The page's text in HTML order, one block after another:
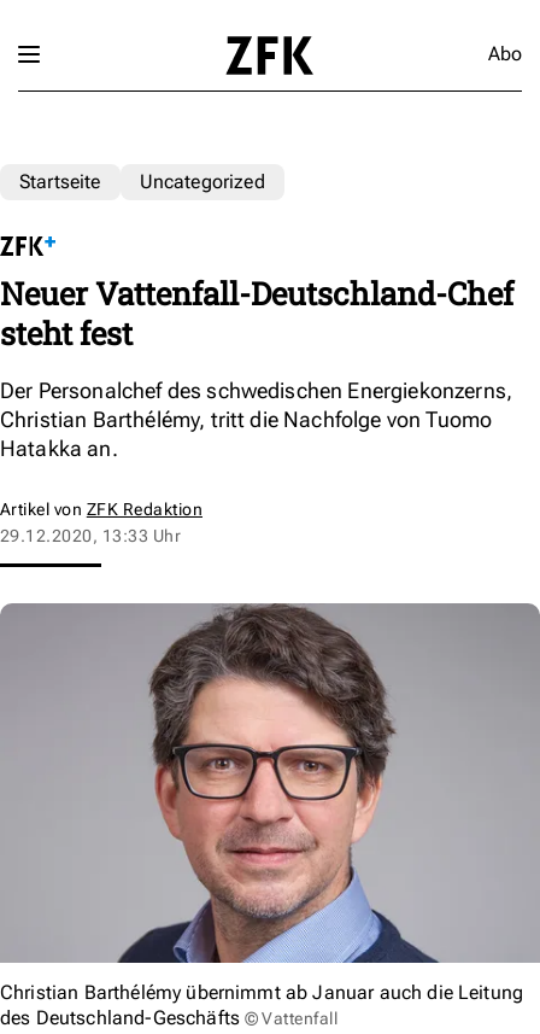
Abo
Startseite Uncategorized
Neuer Vattenfall-Deutschland-Chef
steht fest
Der Personalchef des schwedischen Energiekonzerns,
Christian Barthélémy, tritt die Nachfolge von Tuomo
Hatakka an.
Artikel von ZFK Redaktion
29.12.2020, 13:33 Uhr
Christian Barthélémy übernimmt ab Januar auch die Leitung
des Deutschland-Geschäfts © Vattenfall